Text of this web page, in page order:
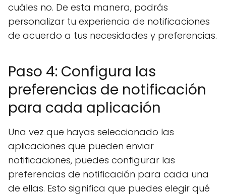
cuáles no. De esta manera, podrás
personalizar tu experiencia de notificaciones
de acuerdo a tus necesidades y preferencias.
Paso 4: Configura las
preferencias de notificación
para cada aplicación
Una vez que hayas seleccionado las
aplicaciones que pueden enviar
notificaciones, puedes configurar las
preferencias de notificación para cada una
de ellas. Esto significa que puedes elegir qué